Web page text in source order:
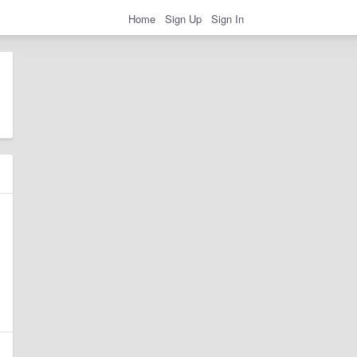
Home Sign Up Sign In